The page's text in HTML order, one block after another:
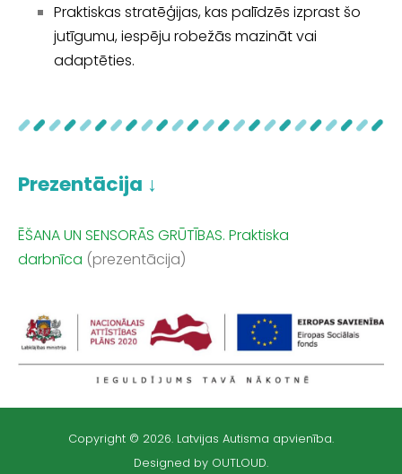
Praktiskas stratēģijas, kas palīdzēs izprast šo
jutīgumu, iespēju robežās mazināt vai
adaptēties.
Prezentācija ↓
ĒŠANA UN SENSORĀS GRŪTĪBAS. Praktiska
darbnīca (prezentācija)
Copyright © 2026. Latvijas Autisma apvienība.
Designed by OUTLOUD.